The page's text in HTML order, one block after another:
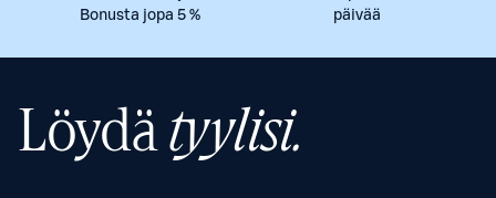
Bonusta jopa 5 %
päivää
Löydätyylisi.